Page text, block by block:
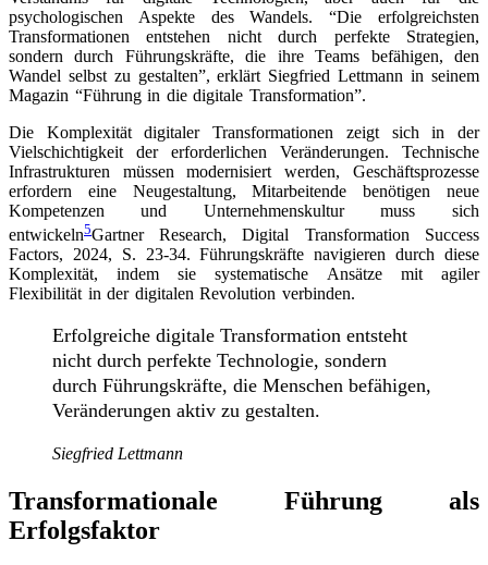
psychologischen Aspekte des Wandels. “Die erfolgreichsten
Transformationen entstehen nicht durch perfekte Strategien,
sondern durch Führungskräfte, die ihre Teams befähigen, den
Wandel selbst zu gestalten”, erklärt Siegfried Lettmann in seinem
Magazin “Führung in die digitale Transformation”.
Die Komplexität digitaler Transformationen zeigt sich in der
Vielschichtigkeit der erforderlichen Veränderungen. Technische
Infrastrukturen müssen modernisiert werden, Geschäftsprozesse
erfordern eine Neugestaltung, Mitarbeitende benötigen neue
Kompetenzen und Unternehmenskultur muss sich
entwickeln5Gartner Research, Digital Transformation Success
Factors, 2024, S. 23-34. Führungskräfte navigieren durch diese
Komplexität, indem sie systematische Ansätze mit agiler
Flexibilität in der digitalen Revolution verbinden.
Erfolgreiche digitale Transformation entsteht
nicht durch perfekte Technologie, sondern
durch Führungskräfte, die Menschen befähigen,
Veränderungen aktiv zu gestalten.
Siegfried Lettmann
Transformationale Führung als
Erfolgsfaktor